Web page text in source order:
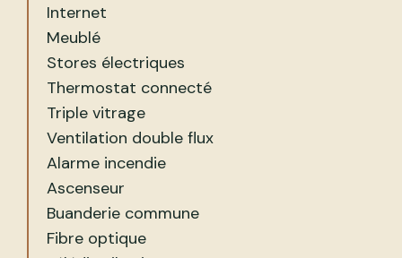
Internet
Meublé
Stores électriques
Thermostat connecté
Triple vitrage
Ventilation double flux
Alarme incendie
Ascenseur
Buanderie commune
Fibre optique